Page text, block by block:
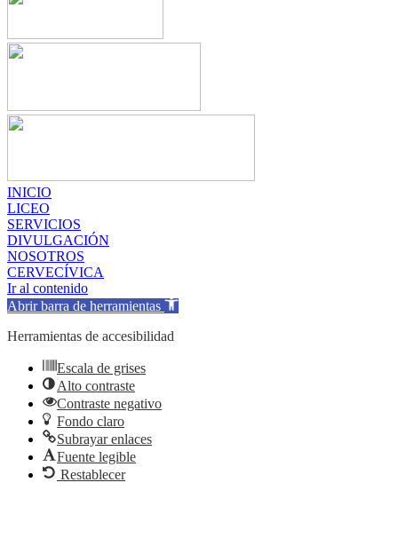
INICIO
LICEO
SERVICIOS
DIVULGACIÓN
NOSOTROS
CERVECÍVICA
Ir al contenido
Abrir barra de herramientas
Herramientas de accesibilidad
Escala de grises
Alto contraste
Contraste negativo
Fondo claro
Subrayar enlaces
Fuente legible
Restablecer